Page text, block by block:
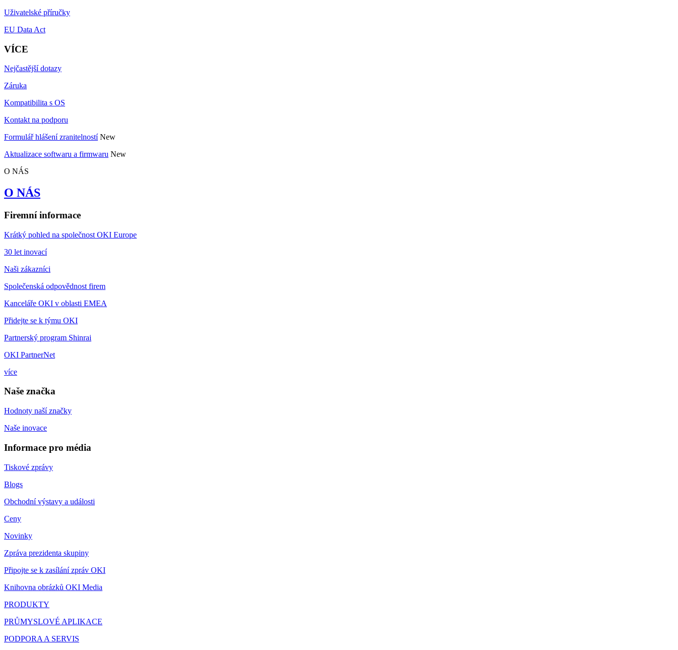
Uživatelské příručky
EU Data Act
VÍCE
Nejčastější dotazy
Záruka
Kompatibilita s OS
Kontakt na podporu
Formulář hlášení zranitelností New
Aktualizace softwaru a firmwaru New
O NÁS
O NÁS
Firemní informace
Krátký pohled na společnost OKI Europe
30 let inovací
Naši zákazníci
Společenská odpovědnost firem
Kanceláře OKI v oblasti EMEA
Přidejte se k týmu OKI
Partnerský program Shinrai
OKI PartnerNet
více
Naše značka
Hodnoty naší značky
Naše inovace
Informace pro média
Tiskové zprávy
Blogs
Obchodní výstavy a události
Ceny
Novinky
Zpráva prezidenta skupiny
Připojte se k zasílání zpráv OKI
Knihovna obrázků OKI Media
PRODUKTY
PRŮMYSLOVÉ APLIKACE
PODPORA A SERVIS